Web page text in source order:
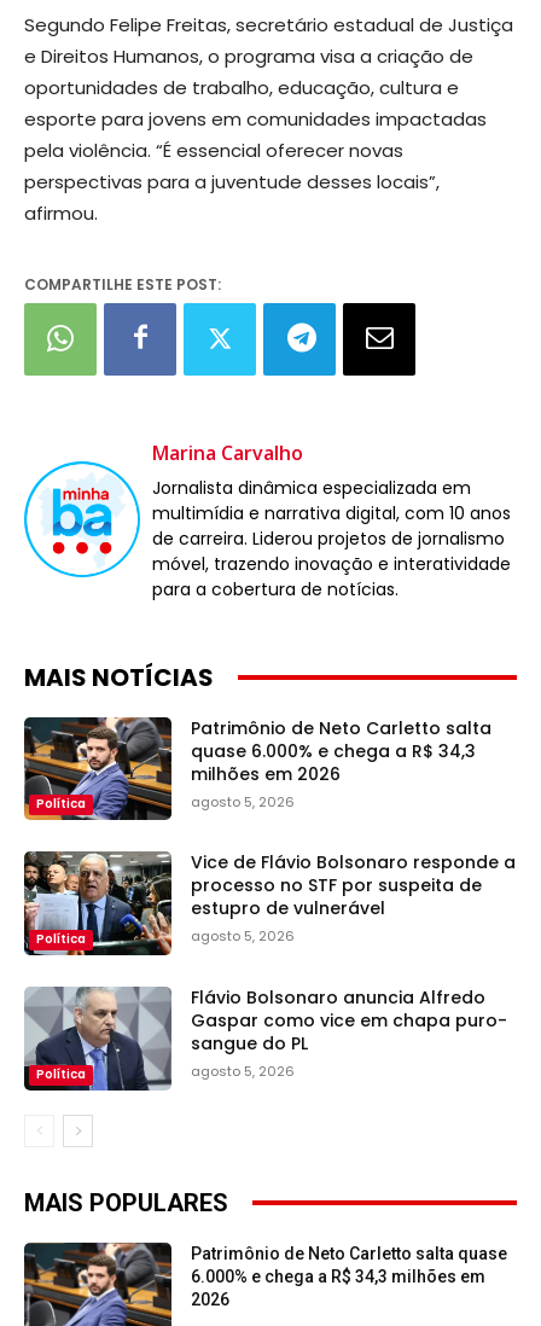
Segundo Felipe Freitas, secretário estadual de Justiça
e Direitos Humanos, o programa visa a criação de
oportunidades de trabalho, educação, cultura e
esporte para jovens em comunidades impactadas
pela violência. “É essencial oferecer novas
perspectivas para a juventude desses locais”,
afirmou.
COMPARTILHE ESTE POST:
Marina Carvalho
Jornalista dinâmica especializada em
multimídia e narrativa digital, com 10 anos
de carreira. Liderou projetos de jornalismo
móvel, trazendo inovação e interatividade
para a cobertura de notícias.
MAIS NOTÍCIAS
Política
Patrimônio de Neto Carletto salta
quase 6.000% e chega a R$ 34,3
milhões em 2026
agosto 5, 2026
Política
Vice de Flávio Bolsonaro responde a
processo no STF por suspeita de
estupro de vulnerável
agosto 5, 2026
Política
Flávio Bolsonaro anuncia Alfredo
Gaspar como vice em chapa puro-
sangue do PL
agosto 5, 2026
MAIS POPULARES
Patrimônio de Neto Carletto salta quase
6.000% e chega a R$ 34,3 milhões em
2026